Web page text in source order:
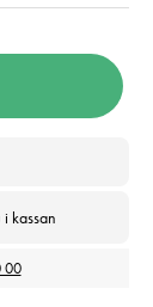
kassan
00